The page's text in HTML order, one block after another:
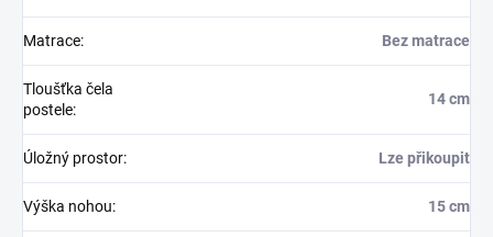
Matrace: Bez matrace
Tloušťka čela
postele:
14 cm
Úložný prostor: Lze přikoupit
Výška nohou: 15 cm